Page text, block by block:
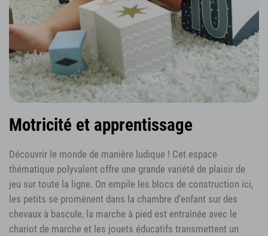
Motricité et apprentissage
Découvrir le monde de manière ludique ! Cet espace
thématique polyvalent offre une grande variété de plaisir de
jeu sur toute la ligne. On empile les blocs de construction ici,
les petits se promènent dans la chambre d’enfant sur des
chevaux à bascule, la marche à pied est entraînée avec le
chariot de marche et les jouets éducatifs transmettent un